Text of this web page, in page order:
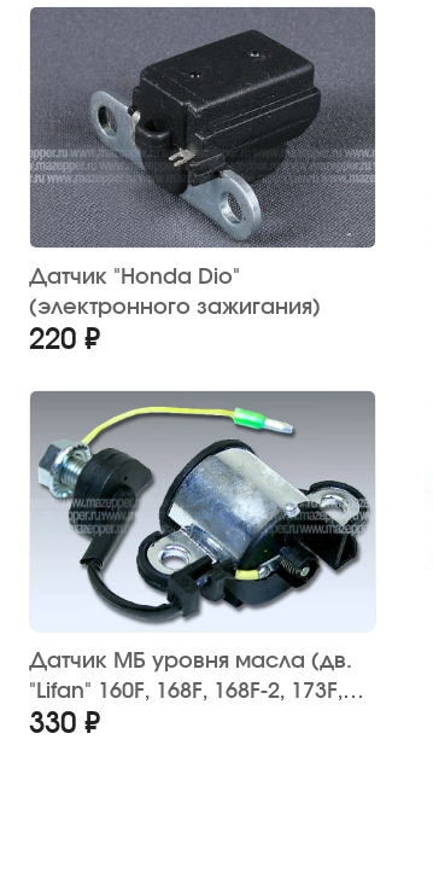
Датчик "Honda Dio"
(электронного зажигания)
220 ₽
Датчик МБ уровня масла (дв.
"Lifan" 160F, 168F, 168F-2, 173F,
177F, 182F)
330 ₽